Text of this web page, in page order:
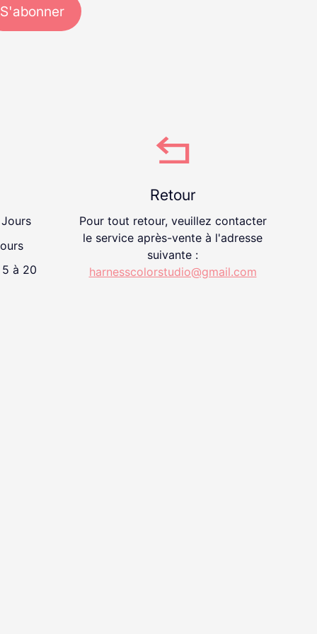
S'abonner
à 20
Retour
Pour tout retour, veuillez contacter
le service après-vente à l'adresse
suivante :
harnesscolorstudio@gmail.com